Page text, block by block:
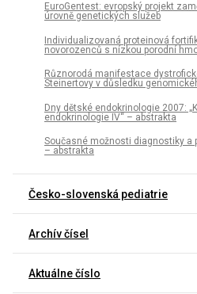
EuroGentest: evropský projekt
úrovně genetických služeb
Individualizovaná proteinová
novorozenců s nízkou porodní
Různorodá manifestace
Steinertovy v důsledku
Dny dětské endokrinologie 2007:
endokrinologie IV“ – abstrakta
Současné možnosti diagnostiky a
– abstrakta
Česko-slovenská pediatrie
Archív čísel
Aktuálne číslo